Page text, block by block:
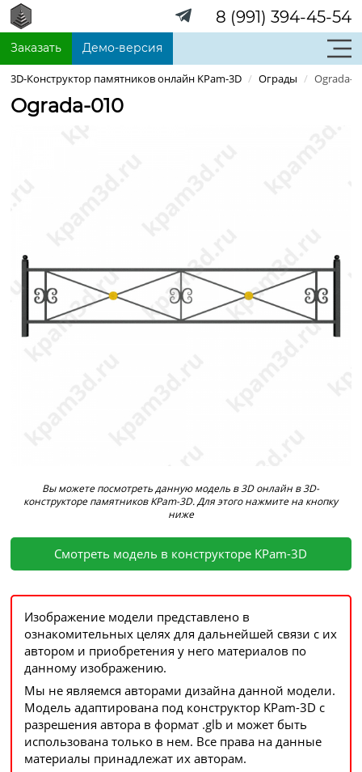
8 (991) 394-45-54
Заказать Демо-версия
3D-Конструктор памятников онлайн KPam-3D / Ограды / Ograda-
Ograda-010
Вы можете посмотреть данную модель в 3D онлайн в 3D-
конструкторе памятников KPam-3D. Для этого нажмите на кнопку
ниже
Смотреть модель в конструкторе KPam-3D
Изображение модели представлено в
ознакомительных целях для дальнейшей связи с их
автором и приобретения у него материалов по
данному изображению.
Мы не являемся авторами дизайна данной модели.
Модель адаптирована под конструктор KPam-3D с
разрешения автора в формат .glb и может быть
использована только в нем. Все права на данные
материалы принадлежат их авторам.